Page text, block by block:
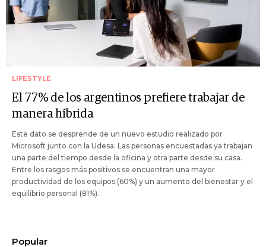
LIFESTYLE
El 77% de los argentinos prefiere trabajar de
manera híbrida
Este dato se desprende de un nuevo estudio realizado por
Microsoft junto con la Udesa. Las personas encuestadas ya trabajan
una parte del tiempo desde la oficina y otra parte desde su casa.
Entre los rasgos más positivos se encuentran una mayor
productividad de los equipos (60%) y un aumento del bienestar y el
equilibrio personal (81%).
Popular